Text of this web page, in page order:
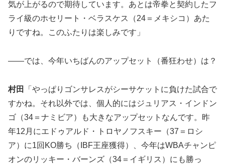
気が上がるので期待しています。あとは帝拳と契約したフ
ライ級のホセリート・ベラスケス（24＝メキシコ）あた
りですね。このふたりは楽しみです」
――では、今年いちばんのアップセット（番狂わせ）は？
村田
「やっぱりゴンサレスがシーサケットに負けた試合で
すかね。それ以外では、個人的にはジュリアス・インドン
ゴ（34＝ナミビア）も大きなアップセットなんです。昨
年12月にエドゥアルド・トロヤノフスキー（37＝ロシ
ア）に1回KO勝ち（IBF王座獲得）、今年はWBAチャンピ
オンのリッキー・バーンズ（34＝イギリス）にも勝っ